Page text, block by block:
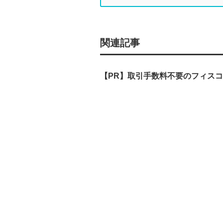
関連記事
【PR】取引手数料不要のフィス